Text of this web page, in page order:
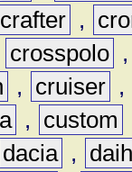
crafter ,
crosspolo
, cruiser ,
, custom
dacia ,